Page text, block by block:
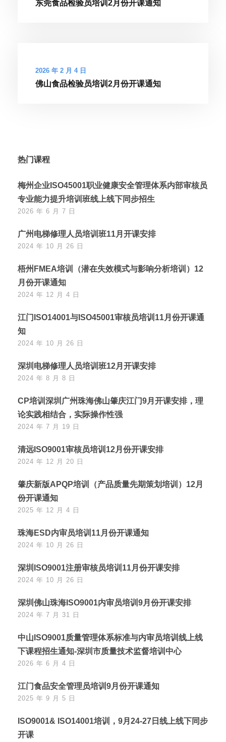
东莞食品检验员培训2月份开课通知
2026 年 2 月 4 日
佛山食品检验员培训2月份开课通知
热门课程
梅州企业ISO45001职业健康安全管理体系内部审核员
专业能力提升培训班线上线下同步招生
2026 年 6 月 7 日
广州电梯修理人员培训班11月开课安排
2024 年 10 月 26 日
梧州FMEA培训（潜在失效模式与影响分析培训）12
月份开课通知
2024 年 12 月 4 日
江门ISO14001与ISO45001审核员培训11月份开课通
知
2024 年 10 月 26 日
深圳电梯修理人员培训班12月开课安排
2024 年 8 月 8 日
CP培训深圳广州珠海佛山肇庆江门9月开课安排，理
论实践相结合，实际操作性强
2024 年 7 月 19 日
清远ISO9001审核员培训12月份开课安排
2024 年 12 月 20 日
肇庆新版APQP培训（产品质量先期策划培训）12月
份开课通知
2025 年 12 月 4 日
珠海ESD内审员培训11月份开课通知
2024 年 10 月 26 日
深圳ISO9001注册审核员培训11月份开课安排
2024 年 10 月 26 日
深圳佛山珠海ISO9001内审员培训9月份开课安排
2024 年 7 月 31 日
中山ISO9001质量管理体系标准与内审员培训线上线
下课程招生通知-深圳市质量技术监督培训中心
2026 年 6 月 4 日
江门食品安全管理员培训9月份开课通知
2025 年 9 月 5 日
ISO9001& ISO14001培训，9月24-27日线上线下同步
开课